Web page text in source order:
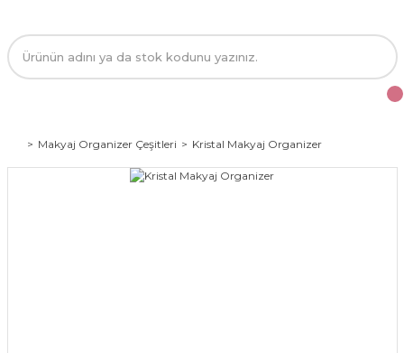
Makyaj Organizer Çeşitleri Kristal Makyaj Organizer